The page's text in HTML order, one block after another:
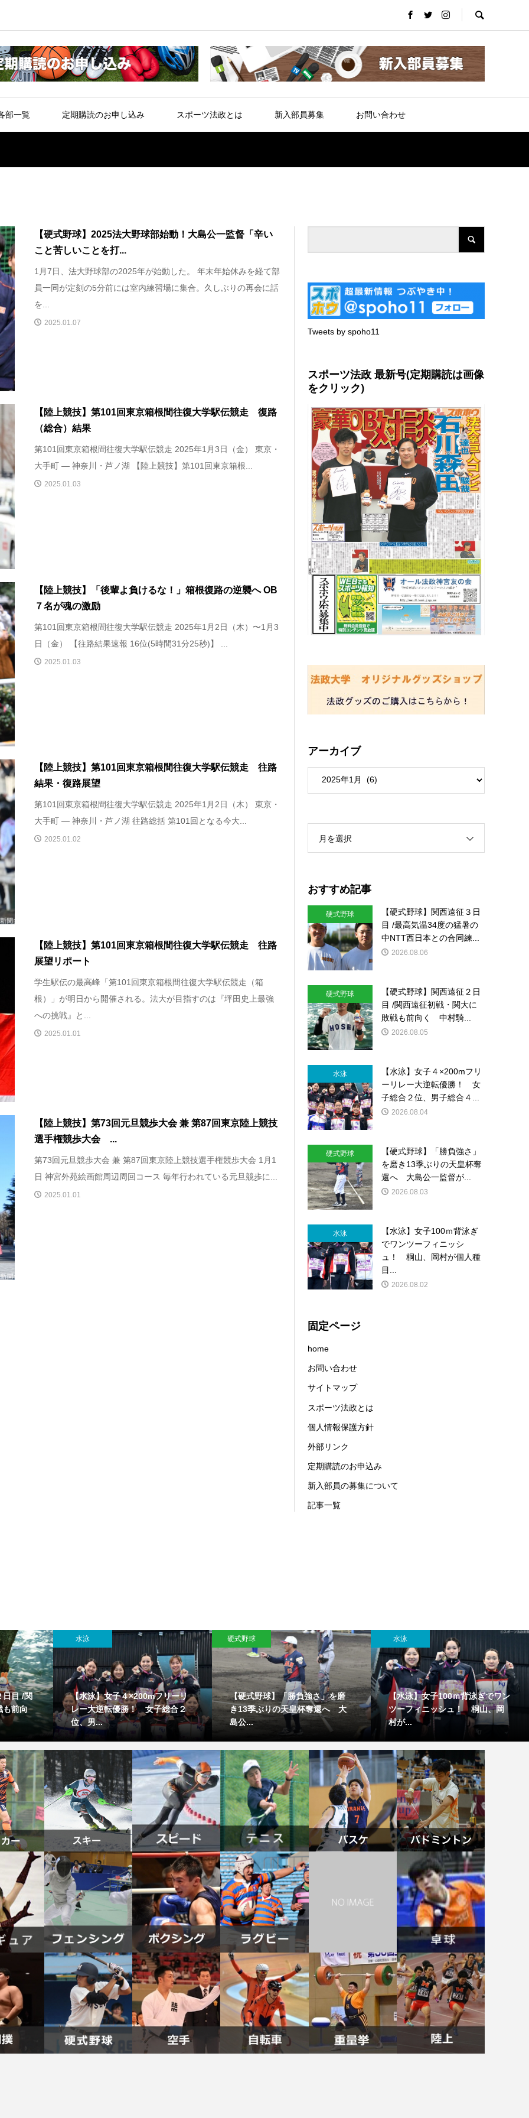
部一覧 定期購読のお申し込み スポーツ法政とは 新入部員募集 お問い合わせ
【硬式野球】2025法大野球部始動！大島公一監督「辛い
こと苦しいことを打...
1月7日、法大野球部の2025年が始動した。 年末年始休みを経て部
員一同が定刻の5分前には室内練習場に集合。久しぶりの再会に話
を...
2025.01.07
【陸上競技】第101回東京箱根間往復大学駅伝競走 復路
（総合）結果
第101回東京箱根間往復大学駅伝競走 2025年1月3日（金） 東京・
大手町 — 神奈川・芦ノ湖 【陸上競技】第101回東京箱根...
2025.01.03
【陸上競技】「後輩よ負けるな！」箱根復路の逆襲へ OB
７名が魂の激励
第101回東京箱根間往復大学駅伝競走 2025年1月2日（木）〜1月3
日（金） 【往路結果速報 16位(5時間31分25秒)】 ...
2025.01.03
【陸上競技】第101回東京箱根間往復大学駅伝競走 往路
結果・復路展望
第101回東京箱根間往復大学駅伝競走 2025年1月2日（木） 東京・
大手町 — 神奈川・芦ノ湖 往路総括 第101回となる今大...
2025.01.02
【陸上競技】第101回東京箱根間往復大学駅伝競走 往路
展望リポート
学生駅伝の最高峰「第101回東京箱根間往復大学駅伝競走（箱
根）」が明日から開催される。法大が目指すのは『坪田史上最強
への挑戦』と...
2025.01.01
【陸上競技】第73回元旦競歩大会 兼 第87回東京陸上競技
選手権競歩大会 ...
第73回元旦競歩大会 兼 第87回東京陸上競技選手権競歩大会 1月1
日 神宮外苑絵画館周辺周回コース 毎年行われている元旦競歩に...
2025.01.01
Tweets by spoho11
スポーツ法政 最新号(定期購読は画像
をクリック)
アーカイブ
月を選択
おすすめ記事
硬式野球
【硬式野球】関西遠征３日
目 /最高気温34度の猛暑の
中NTT西日本との合同練...
2026.08.06
硬式野球
【硬式野球】関西遠征２日
目 /関西遠征初戦・関大に
敗戦も前向く 中村騎...
2026.08.05
水泳
【水泳】女子４×200mフリ
ーリレー大逆転優勝！ 女
子総合２位、男子総合４...
2026.08.04
硬式野球
【硬式野球】「勝負強さ」
を磨き13季ぶりの天皇杯奪
還へ 大島公一監督が...
2026.08.03
水泳
【水泳】女子100ｍ背泳ぎ
でワンツーフィニッシ
ュ！ 桐山、岡村が個人種
目...
2026.08.02
固定ページ
home
お問い合わせ
サイトマップ
スポーツ法政とは
個人情報保護方針
外部リンク
定期購読のお申込み
新入部員の募集について
記事一覧
日目 /関
も前向
水泳
【水泳】女子４×200mフリーリ
レー大逆転優勝！ 女子総合２
位、男...
硬式野球
【硬式野球】「勝負強さ」を磨
き13季ぶりの天皇杯奪還へ 大
島公...
水泳
【水泳】女子100ｍ背泳ぎでワン
ツーフィニッシュ！ 桐山、岡
村が...